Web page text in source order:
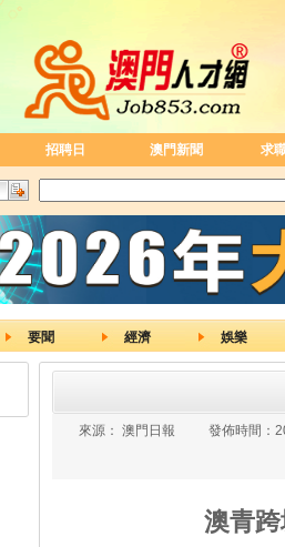
招聘日 澳門新聞 求
要聞 經濟 娛樂
來源： 澳門日報 發佈時間：
澳青